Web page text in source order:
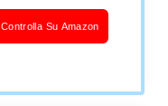
Controlla Su Amazon